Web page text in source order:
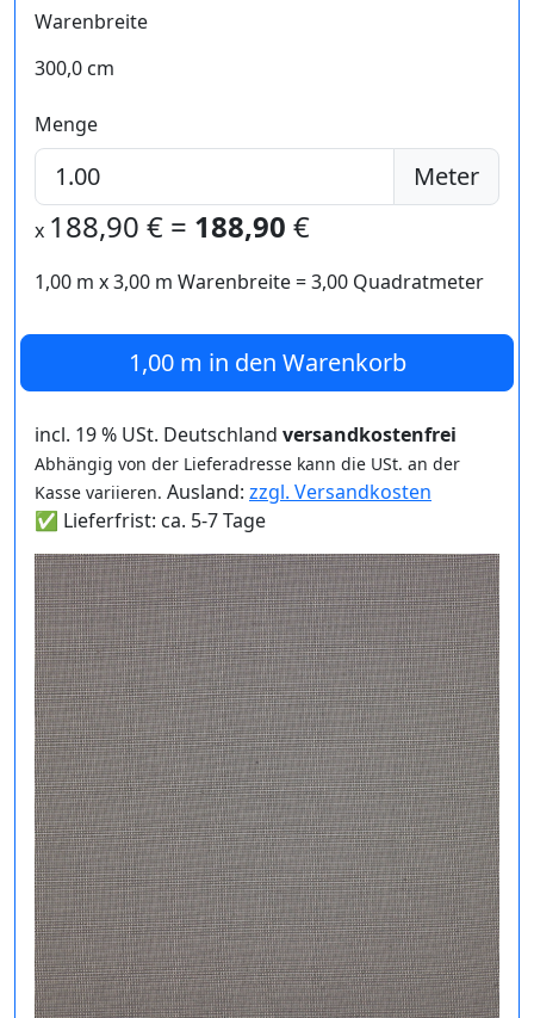
Warenbreite
300,0 cm
Menge
Meter
x 188,90 € = 188,90 €
1,00 m x3,00 m Warenbreite =3,00 Quadratmeter
1,00 m in den Warenkorb
incl. 19 % USt. Deutschland versandkostenfrei
Abhängig von der Lieferadresse kann die USt. an der
Kasse variieren. Ausland: zzgl. Versandkosten
✅ Lieferfrist: ca. 5-7 Tage